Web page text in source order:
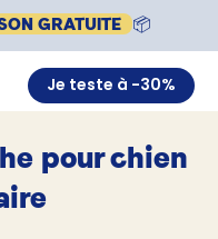
GRATUITE 📦
Je teste à -30%
pour chien